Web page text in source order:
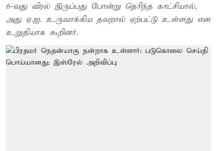
6-வது விரல் இருப்பது போன்று தெரிந்த காட்சியால்,
அது ஏ.ஐ. உருவாக்கிய தவறால் ஏற்பட்டு உள்ளது என
உறுதியாக கூறினர்.